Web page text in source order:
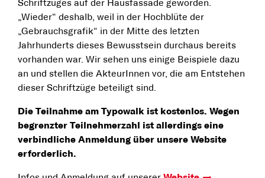
Schriftzuges auf der Hausfassade geworden.
„Wieder“ deshalb, weil in der Hochblüte der
„Gebrauchsgrafik“ in der Mitte des letzten
Jahrhunderts dieses Bewusstsein durchaus bereits
vorhanden war. Wir sehen uns einige Beispiele dazu
an und stellen die AkteurInnen vor, die am Entstehen
dieser Schriftzüge beteiligt sind.
Die Teilnahme am Typowalk ist kostenlos. Wegen
begrenzter Teilnehmerzahl ist allerdings eine
verbindliche Anmeldung über unsere Website
erforderlich.